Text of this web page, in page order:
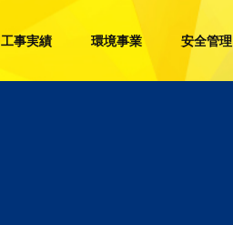
工事実績 環境事業 安全管理